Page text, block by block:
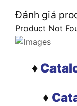
Đánh giá
Product Not
♦
♦